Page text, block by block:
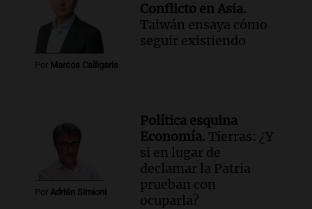
Por Marcos Calligaris
Conflicto en Asia.
Taiwán ensaya cómo
seguir existiendo
Por Adrián Simioni
Política esquina
Economía. Tierras: ¿Y
si en lugar de
declamar la Patria
prueban con
ocuparla?